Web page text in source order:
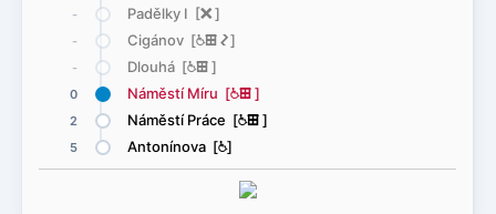
- Padělky I [ë]
- Cigánov [@æó]
- Dlouhá [@æ]
0 Náměstí Míru [@æ]
2 Náměstí Práce [@æ]
5 Antonínova [@]